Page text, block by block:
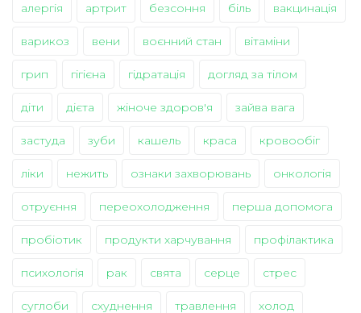
алергія артрит безсоння біль вакцинація
варикоз вени воєнний стан вітаміни
грип гігієна гідратація догляд за тілом
діти дієта жіноче здоров'я зайва вага
застуда зуби кашель краса кровообіг
ліки нежить ознаки захворювань онкологія
отруєння переохолодження перша допомога
пробіотик продукти харчування профілактика
психологія рак свята серце стрес
суглоби схуднення травлення холод